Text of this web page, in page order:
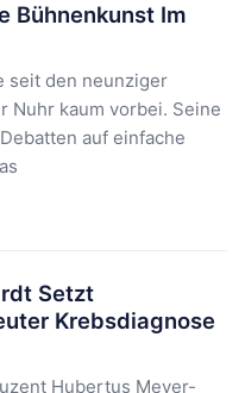
Bühnenkunst Im
seit den neunziger
Nuhr kaum vorbei. Seine
auf einfache
Setzt
Krebsdiagnose
Hubertus Meyer-